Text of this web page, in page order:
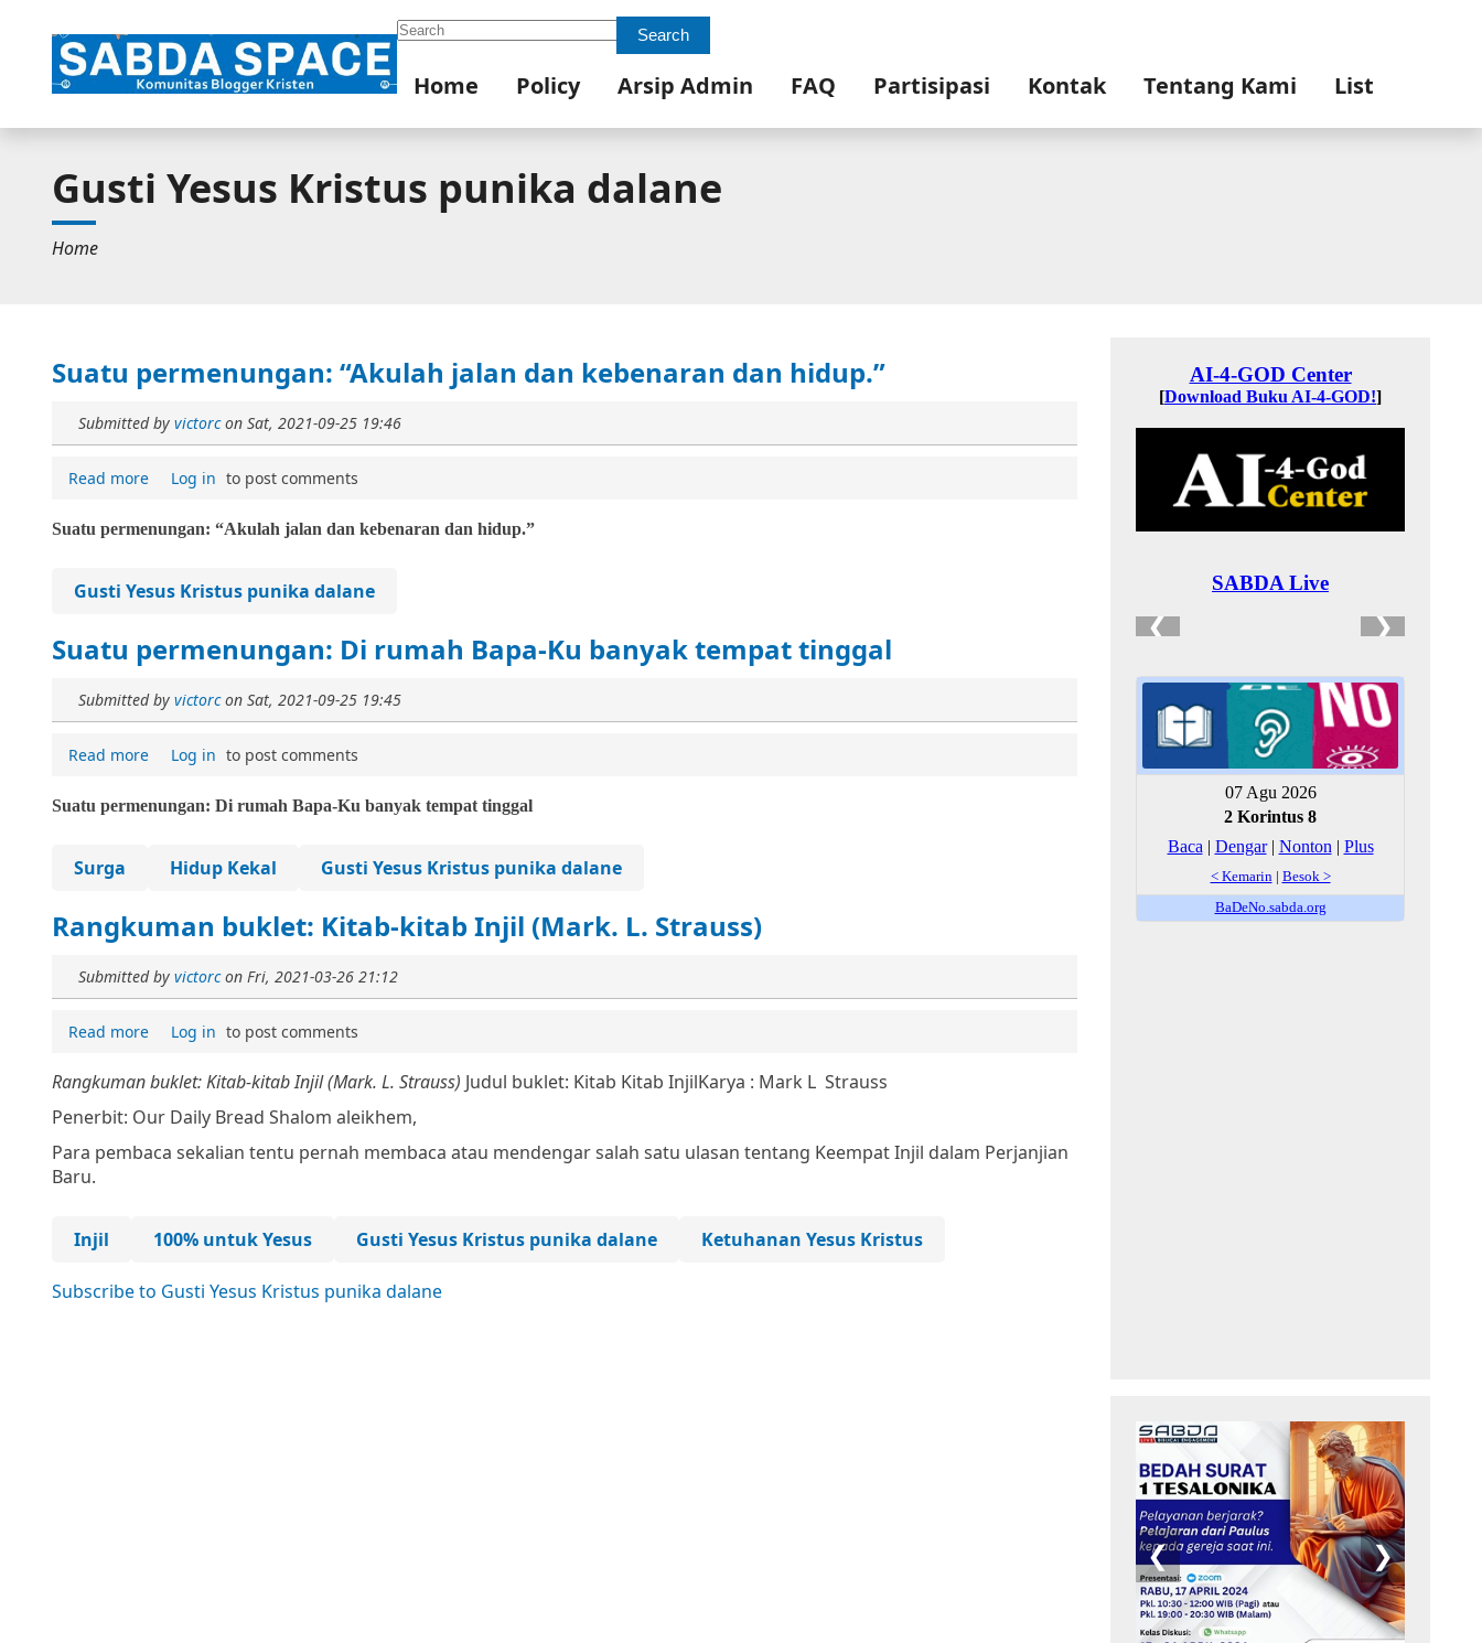
Search Search
Home Policy Arsip Admin FAQ Partisipasi Kontak Tentang Kami List
Gusti Yesus Kristus punika dalane
Home
Suatu permenungan: “Akulah jalan dan kebenaran dan hidup.”
Submitted by victorcon Sat, 2021-09-25 19:46
Read more Log in to post comments
Suatu permenungan: “Akulah jalan dan kebenaran dan hidup.”
Gusti Yesus Kristus punika dalane
Suatu permenungan: Di rumah Bapa-Ku banyak tempat tinggal
Submitted by victorcon Sat, 2021-09-25 19:45
Read more Log in to post comments
Suatu permenungan: Di rumah Bapa-Ku banyak tempat tinggal
Surga Hidup Kekal Gusti Yesus Kristus punika dalane
Rangkuman buklet: Kitab-kitab Injil (Mark. L. Strauss)
Submitted by victorcon Fri, 2021-03-26 21:12
Read more Log in to post comments
Rangkuman buklet: Kitab-kitab Injil (Mark. L. Strauss) Judul buklet: Kitab Kitab InjilKarya : Mark L Strauss
Penerbit: Our Daily Bread Shalom aleikhem,
Para pembaca sekalian tentu pernah membaca atau mendengar salah satu ulasan tentang Keempat Injil dalam Perjanjian
Baru.
Injil 100% untuk Yesus Gusti Yesus Kristus punika dalane Ketuhanan Yesus Kristus
Subscribe to Gusti Yesus Kristus punika dalane